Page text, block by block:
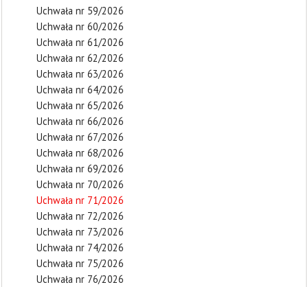
Uchwała nr 59/2026
Uchwała nr 60/2026
Uchwała nr 61/2026
Uchwała nr 62/2026
Uchwała nr 63/2026
Uchwała nr 64/2026
Uchwała nr 65/2026
Uchwała nr 66/2026
Uchwała nr 67/2026
Uchwała nr 68/2026
Uchwała nr 69/2026
Uchwała nr 70/2026
Uchwała nr 71/2026
Uchwała nr 72/2026
Uchwała nr 73/2026
Uchwała nr 74/2026
Uchwała nr 75/2026
Uchwała nr 76/2026